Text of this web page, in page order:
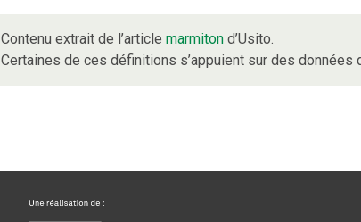
Contenu extrait de l’article marmiton d’Usito.
Certaines de ces définitions s’appuient sur des données